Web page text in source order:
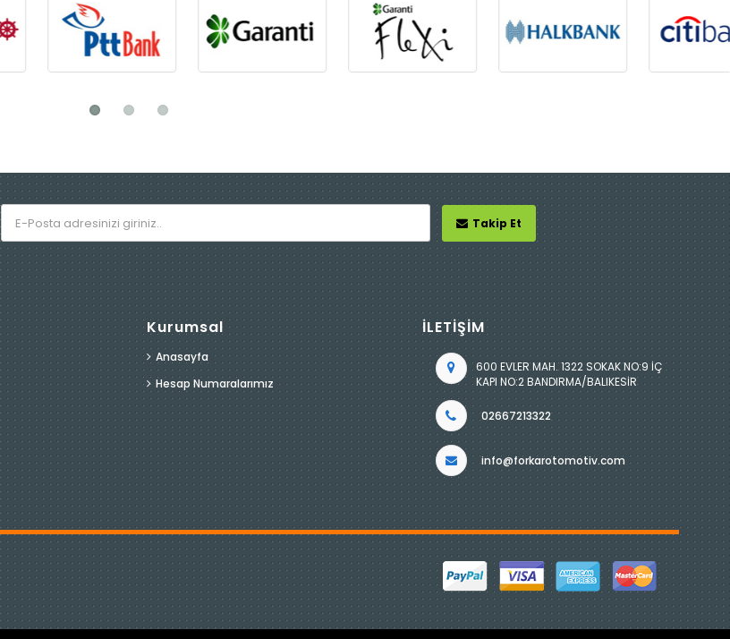
Takip Et
Kurumsal
Anasayfa
Hesap Numaralarımız
İLETİŞİM
600 EVLER MAH. 1322 SOKAK NO:9 İÇ
KAPI NO:2 BANDIRMA/BALIKESİR
02667213322
info@forkarotomotiv.com